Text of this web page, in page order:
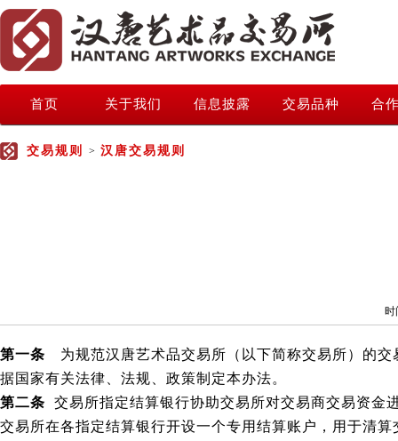
首页 关于我们 信息披露 交易品种 合
交易规则 > 汉唐交易规则
时
第一条 为规范汉唐艺术品交易所（以下简称交易所）的
据国家有关法律、法规、政策制定本办法。
第二条 交易所指定结算银行协助交易所对交易商交易资金
交易所在各指定结算银行开设一个专用结算账户，用于清